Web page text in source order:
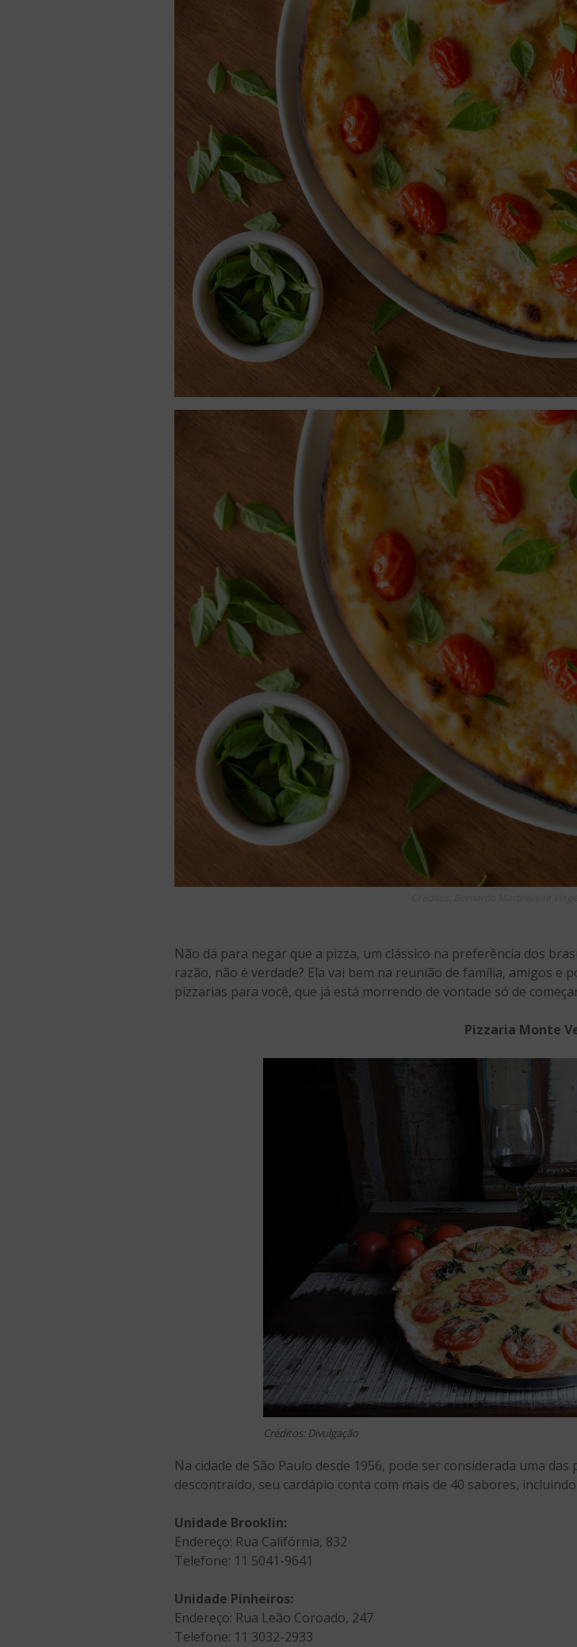
Não dá para negar que a pizza, um clássico na preferência dos
razão, não é verdade? Ela vai bem na reunião de família, amigos e
pizzarias para você, que já está morrendo de vontade só de
Pizzaria Monte
Créditos: Divulgação
Na cidade de São Paulo desde 1956, pode ser considerada uma
descontraído, seu cardápio conta com mais de 40 sabores,
Unidade Brooklin:
Endereço: Rua Califórnia, 832
Telefone: 11 5041-9641
Unidade Pinheiros:
Endereço: Rua Leão Coroado, 247
Telefone: 11 3032-2933